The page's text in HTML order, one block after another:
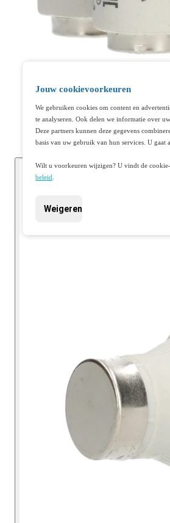
Jouw cookievoorkeuren
We gebruiken cookies om content en
te analyseren. Ook delen we informatie over
Deze partners kunnen deze gegevens
basis van uw gebruik van hun services. U
Wilt u voorkeuren wijzigen? U vindt de
beleid
Weigeren